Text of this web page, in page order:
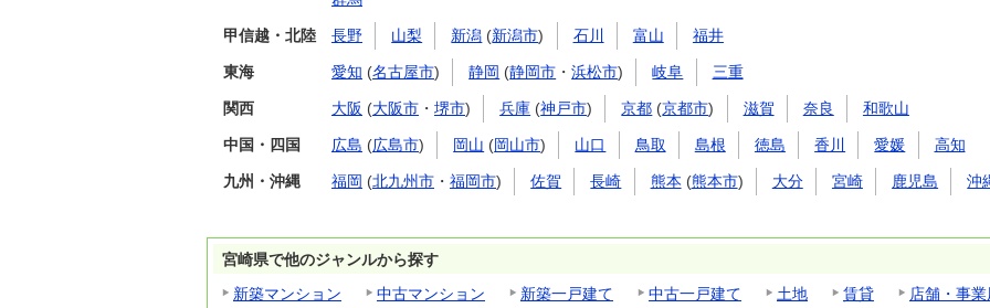
甲信越・北陸 長野 山梨 新潟 (新潟市) 石川 富山 福井
東海 愛知 (名古屋市) 静岡 (静岡市 ・浜松市) 岐阜 三重
関西 大阪 (大阪市 ・ 堺市) 兵庫 (神戸市) 京都 (京都市) 滋賀 奈良 和歌山
中国・四国 広島 (広島市) 岡山 (岡山市) 山口 鳥取 島根 徳島 香川 愛媛 高知
九州・沖縄 福岡 (北九州市 ・ 福岡市) 佐賀 長崎 熊本 (熊本市) 大分 宮崎 鹿児島 沖
宮崎県で他のジャンルから探す
新築マンション
中古マンション 新築一戸建て 中古一戸建て 土地 賃貸
店舗・事業